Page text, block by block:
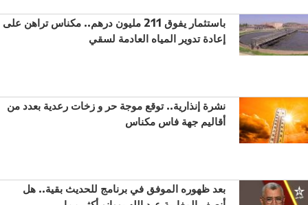
باستثمار يفوق 211 مليون درهم.. مكناس تراهن على
إعادة تدوير المياه العادمة لسقي
نشرة إنذارية.. توقع موجة حر و زخات رعدية بعدد من
أقاليم جهة فاس مكناس
بعد ظهوره الموفق في برنامج للحديث بقية.. هل